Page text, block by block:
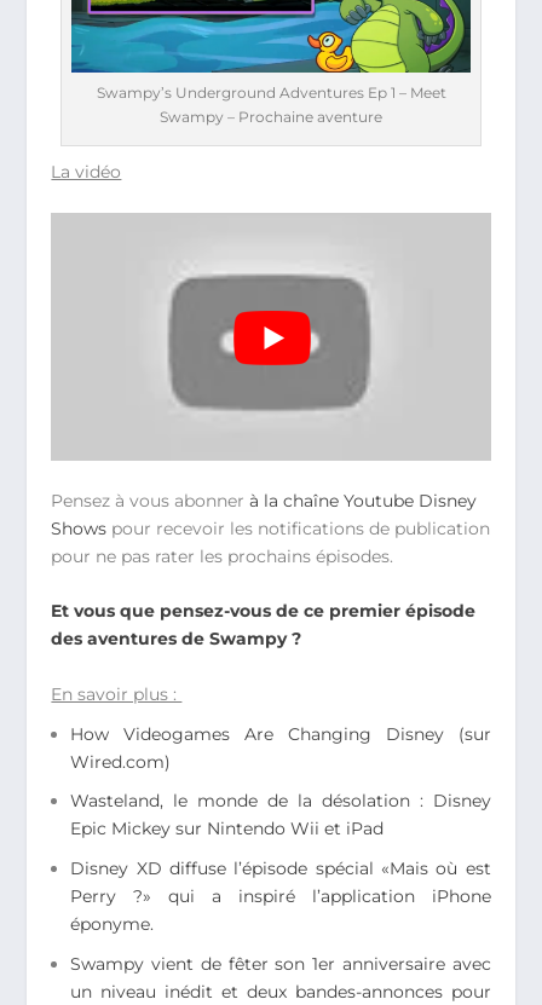
Swampy’s Underground Adventures Ep 1 – Meet
Swampy – Prochaine aventure
La vidéo
Pensez à vous abonnerà la chaîne Youtube Disney
Shows pour recevoir les notifications de publication
pour ne pas rater les prochains épisodes.
Et vous que pensez-vous de ce premier épisode
des aventures de Swampy ?
En savoir plus :
How Videogames Are Changing Disney (sur
Wired.com)
Wasteland, le monde de la désolation : Disney
Epic Mickey sur Nintendo Wii et iPad
Disney XD diffuse l’épisode spécial «Mais où est
Perry ?» qui a inspiré l’application iPhone
éponyme.
Swampy vient de fêter son 1er anniversaire avec
un niveau inédit et deux bandes-annonces pour